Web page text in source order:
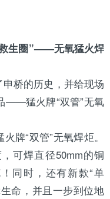
生圈”——无氧猛火焊
桥的历史，并给现场
——猛火牌“双管”无氧
“双管”无氧焊炬。
可焊直径50mm的铜
同时，还有新款“单
命，并且一步到位地